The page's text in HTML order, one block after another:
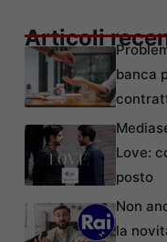
Articoli
banca
Love:
posto
Non
la